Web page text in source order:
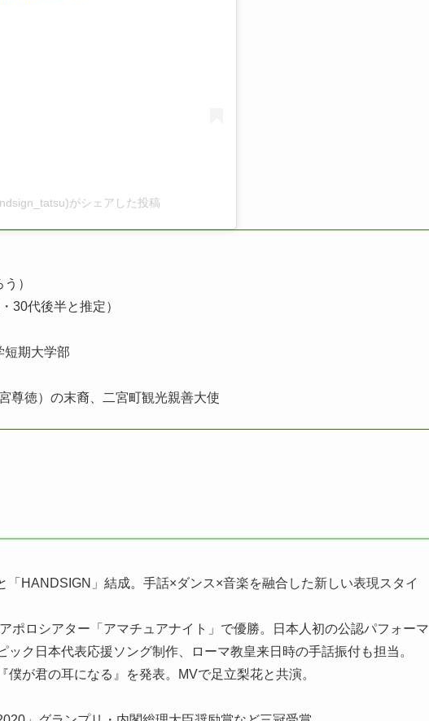
がシェアした投稿
）
30代後半と推定）
短期大学部
尊徳）の末裔、二宮町観光親善大使
「HANDSIGN」結成。手話×ダンス×音楽を融合した新しい表現スタイ
アポロシアター「アマチュアナイト」で優勝。日本人初の公認パフォーマ
ック日本代表応援ソング制作、ローマ教皇来日時の手話振付も担当。
僕が君の耳になる』を発表。MVで足立梨花と共演。